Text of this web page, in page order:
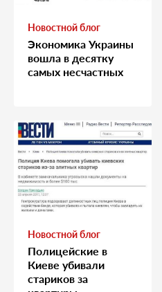
Новостной блог
Экономика Украины
вошла в десятку
самых несчастных
Новостной блог
Полицейские в
Киеве убивали
стариков за